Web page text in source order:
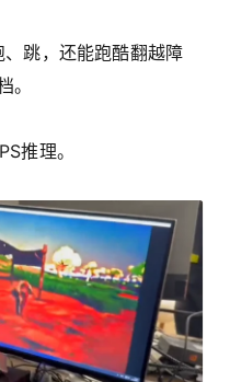
跳，还能跑酷翻越障
。
推理。